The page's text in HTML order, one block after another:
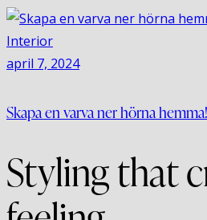
Interior
april 7, 2024
Skapa en varva ner hörna hemma!
Styling that